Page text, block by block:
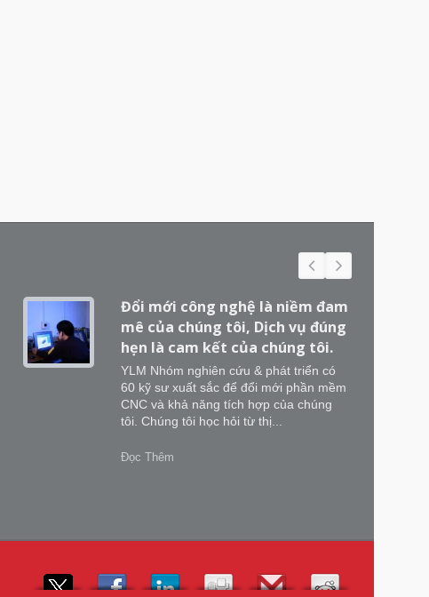
Đổi mới công nghệ là niềm đam
mê của chúng tôi, Dịch vụ đúng
hẹn là cam kết của chúng tôi.
YLM Nhóm nghiên cứu & phát triển có
60 kỹ sư xuất sắc để đổi mới phần mềm
CNC và khả năng tích hợp của chúng
tôi. Chúng tôi học hỏi từ thị...
Đọc Thêm